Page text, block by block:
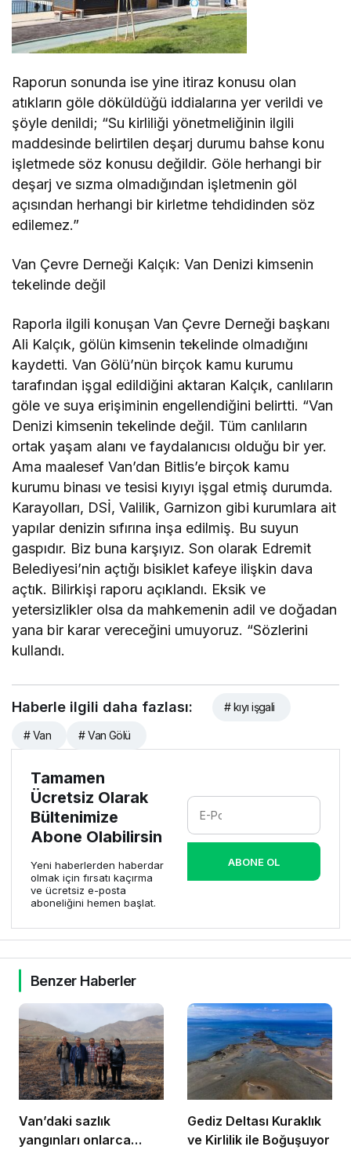
Raporun sonunda ise yine itiraz konusu olan
atıkların göle döküldüğü iddialarına yer verildi ve
şöyle denildi; “Su kirliliği yönetmeliğinin ilgili
maddesinde belirtilen deşarj durumu bahse konu
işletmede söz konusu değildir. Göle herhangi bir
deşarj ve sızma olmadığından işletmenin göl
açısından herhangi bir kirletme tehdidinden söz
edilemez.”
Van Çevre Derneği Kalçık: Van Denizi kimsenin
tekelinde değil
Raporla ilgili konuşan Van Çevre Derneği başkanı
Ali Kalçık, gölün kimsenin tekelinde olmadığını
kaydetti. Van Gölü’nün birçok kamu kurumu
tarafından işgal edildiğini aktaran Kalçık, canlıların
göle ve suya erişiminin engellendiğini belirtti. “Van
Denizi kimsenin tekelinde değil. Tüm canlıların
ortak yaşam alanı ve faydalanıcısı olduğu bir yer.
Ama maalesef Van’dan Bitlis’e birçok kamu
kurumu binası ve tesisi kıyıyı işgal etmiş durumda.
Karayolları, DSİ, Valilik, Garnizon gibi kurumlara ait
yapılar denizin sıfırına inşa edilmiş. Bu suyun
gaspıdır. Biz buna karşıyız. Son olarak Edremit
Belediyesi’nin açtığı bisiklet kafeye ilişkin dava
açtık. Bilirkişi raporu açıklandı. Eksik ve
yetersizlikler olsa da mahkemenin adil ve doğadan
yana bir karar vereceğini umuyoruz. “Sözlerini
kullandı.
Haberle ilgili daha fazlası: # kıyı işgali
# Van # Van Gölü
Tamamen
Ücretsiz Olarak
Bültenimize
Abone Olabilirsin
Yeni haberlerden haberdar
olmak için fırsatı kaçırma
ve ücretsiz e-posta
aboneliğini hemen başlat.
ABONE OL
Benzer Haberler
Van’daki sazlık
yangınları onlarca
Gediz Deltası Kuraklık
ve Kirlilik ile Boğuşuyor